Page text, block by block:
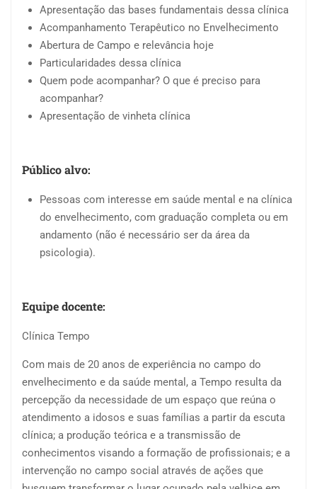
Apresentação das bases fundamentais dessa clínica
Acompanhamento Terapêutico no Envelhecimento
Abertura de Campo e relevância hoje
Particularidades dessa clínica
Quem pode acompanhar? O que é preciso para
acompanhar?
Apresentação de vinheta clínica
Público alvo:
Pessoas com interesse em saúde mental e na clínica
do envelhecimento, com graduação completa ou em
andamento (não é necessário ser da área da
psicologia).
Equipe docente:
Clínica Tempo
Com mais de 20 anos de experiência no campo do
envelhecimento e da saúde mental, a Tempo resulta da
percepção da necessidade de um espaço que reúna o
atendimento a idosos e suas famílias a partir da escuta
clínica; a produção teórica e a transmissão de
conhecimentos visando a formação de profissionais; e a
intervenção no campo social através de ações que